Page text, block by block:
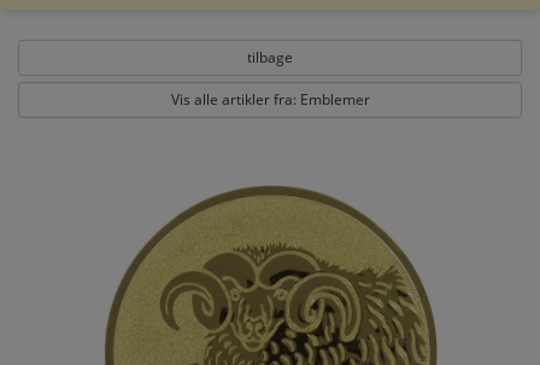
tilbage
Vis alle artikler fra: Emblemer